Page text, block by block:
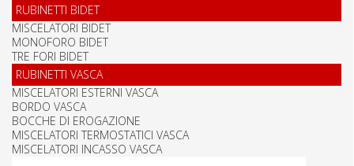
RUBINETTI BIDET
MISCELATORI BIDET
MONOFORO BIDET
TRE FORI BIDET
RUBINETTI VASCA
MISCELATORI ESTERNI VASCA
BORDO VASCA
BOCCHE DI EROGAZIONE
MISCELATORI TERMOSTATICI VASCA
MISCELATORI INCASSO VASCA